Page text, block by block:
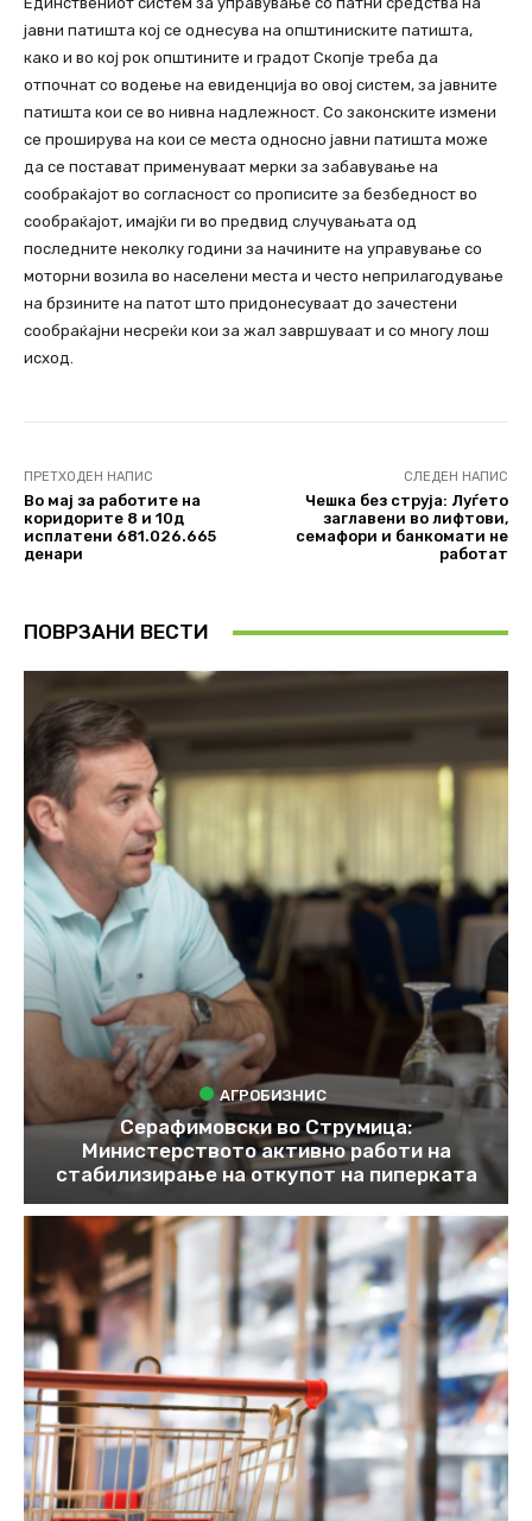
јавни патишта кој се однесува на општиниските патишта,
како и во кој рок општините и градот Скопје треба да
отпочнат со водење на евиденција во овој систем, за јавните
патишта кои се во нивна надлежност. Со законските измени
се проширува на кои се места односно јавни патишта може
да се постават применуваат мерки за забавување на
сообраќајот во согласност со прописите за безбедност во
сообраќајот, имајќи ги во предвид случувањата од
последните неколку години за начините на управување со
моторни возила во населени места и често неприлагодување
на брзините на патот што придонесуваат до зачестени
сообраќајни несреќи кои за жал завршуваат и со многу лош
исход.
ПРЕТХОДЕН НАПИС
Во мај за работите на
коридорите 8 и 10д
исплатени 681.026.665
денари
СЛЕДЕН НАПИС
Чешка без струја: Луѓето
заглавени во лифтови,
семафори и банкомати не
работат
ПОВРЗАНИ ВЕСТИ
АГРОБИЗНИС
Серафимовски во Струмица:
Министерството активно работи на
стабилизирање на откупот на пиперката